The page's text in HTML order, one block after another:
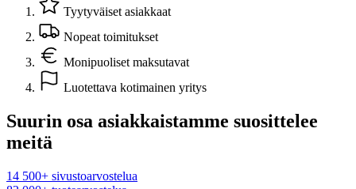
Tyytyväiset asiakkaat
Nopeat toimitukset
Monipuoliset maksutavat
Luotettava kotimainen yritys
Suurin osa asiakkaistamme suosittelee
meitä
14 500+ sivustoarvostelua